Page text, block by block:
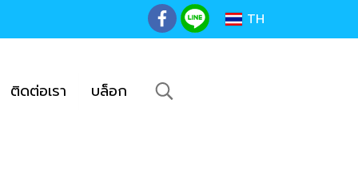
TH
ติดต่อเรา บล็อก